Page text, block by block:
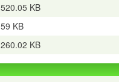
520.05 KB
59 KB
260.02 KB